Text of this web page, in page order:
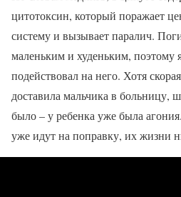
цитотоксин, который поражает
систему и вызывает паралич.
маленьким и худеньким, поэтому
подействовал на него. Хотя
доставила мальчика в больницу,
было – у ребенка уже была
уже идут на поправку, их жизни